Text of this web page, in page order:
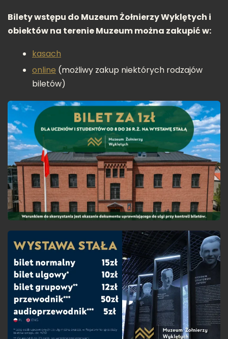
Bilety wstępu do Muzeum Żołnierzy Wyklętych i
obiektów na terenie Muzeum można zakupić w:
kasach
online (możliwy zakup niektórych rodzajów
biletów)